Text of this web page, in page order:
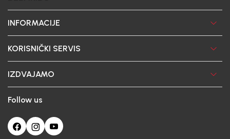
INFORMACIJE
KORISNIČKI SERVIS
IZDVAJAMO
Follow us